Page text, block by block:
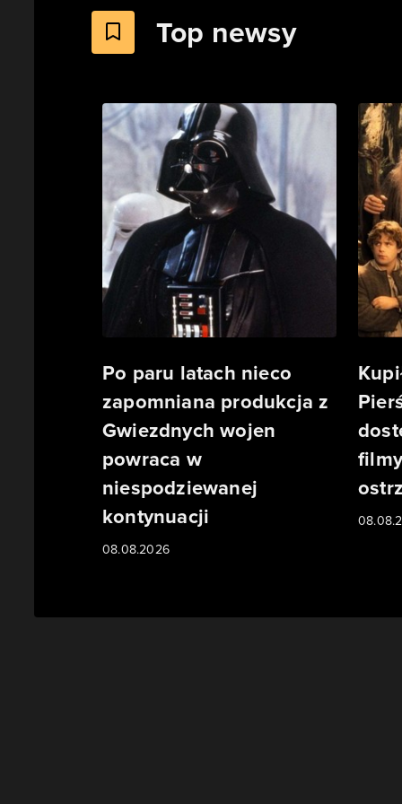
Top newsy
Po paru latach nieco
zapomniana produkcja z
Gwiezdnych wojen
powraca w
niespodziewanej
kontynuacji
08.08.2026